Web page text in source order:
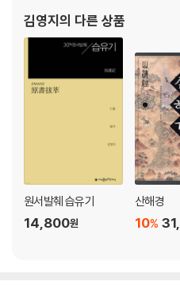
옮긴이에 대해
김영지 의 다른 상품
원서발췌 습유기
14,800원
산해경
10%